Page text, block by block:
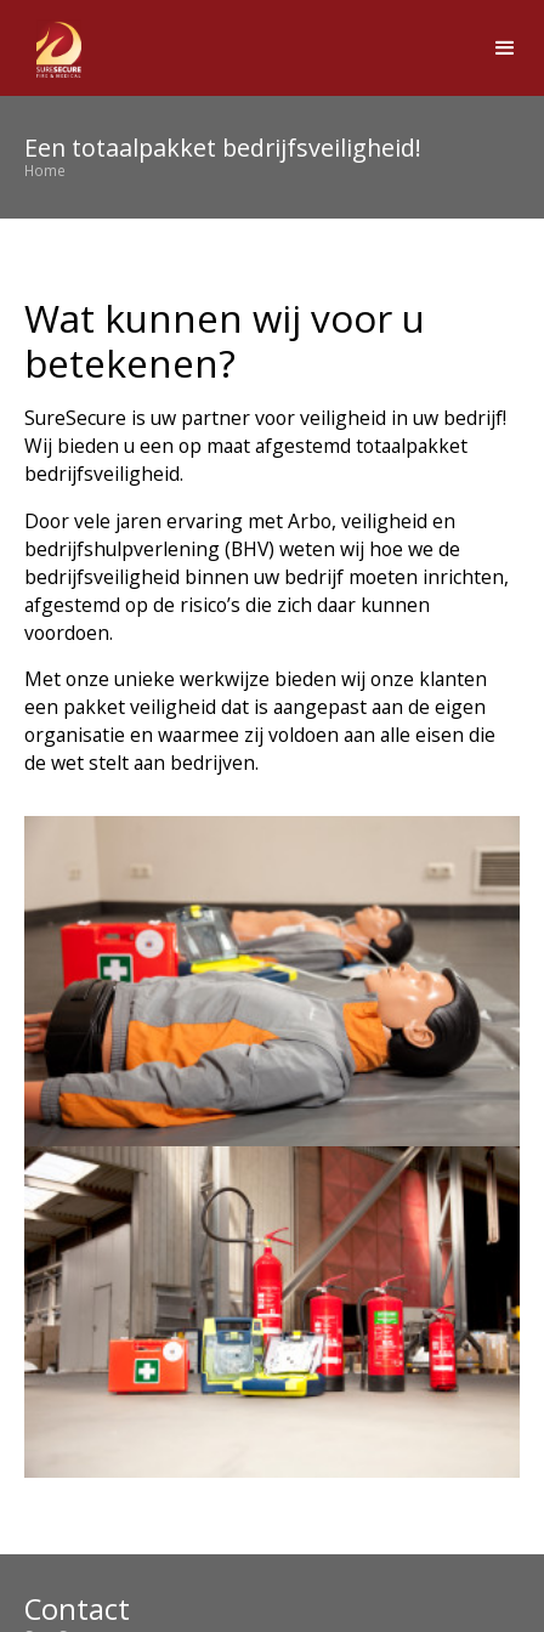
Een totaalpakket bedrijfsveiligheid!
Home
Wat kunnen wij voor u
betekenen?
SureSecure is uw partner voor veiligheid in uw bedrijf!
Wij bieden u een op maat afgestemd totaalpakket
bedrijfsveiligheid.
Door vele jaren ervaring met Arbo, veiligheid en
bedrijfshulpverlening (BHV) weten wij hoe we de
bedrijfsveiligheid binnen uw bedrijf moeten inrichten,
afgestemd op de risico’s die zich daar kunnen
voordoen.
Met onze unieke werkwijze bieden wij onze klanten
een pakket veiligheid dat is aangepast aan de eigen
organisatie en waarmee zij voldoen aan alle eisen die
de wet stelt aan bedrijven.
Contact